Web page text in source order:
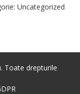
Uncategorized
Toate drepturile